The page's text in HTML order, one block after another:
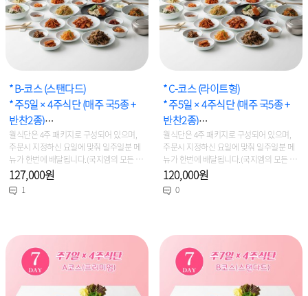
* B-코스 (스탠다드)
* 주5일 × 4주식단 (매주 국5종 +
반찬2종)
* 용 량 : 2인~3인 선택주문
월식단은 4주 패키지로 구성되어 있으며,
주문시 지정하신 요일에 맞춰 일주일분 메
뉴가 한번에 배달됩니다.(국지엠의 모든 제
품은 신선냉장식이며, 당일생산/당일출고
를 원칙으로 합니다)
127,000원
1
* C-코스 (라이트형)
* 주5일 × 4주식단 (매주 국5종 +
반찬2종)
* 용 량 : 2인~3인 선택주문
월식단은 4주 패키지로 구성되어 있으며,
주문시 지정하신 요일에 맞춰 일주일분 메
뉴가 한번에 배달됩니다.(국지엠의 모든 제
품은 신선냉장식이며, 당일생산/당일출고
를 원칙으로 합니다)
120,000원
0